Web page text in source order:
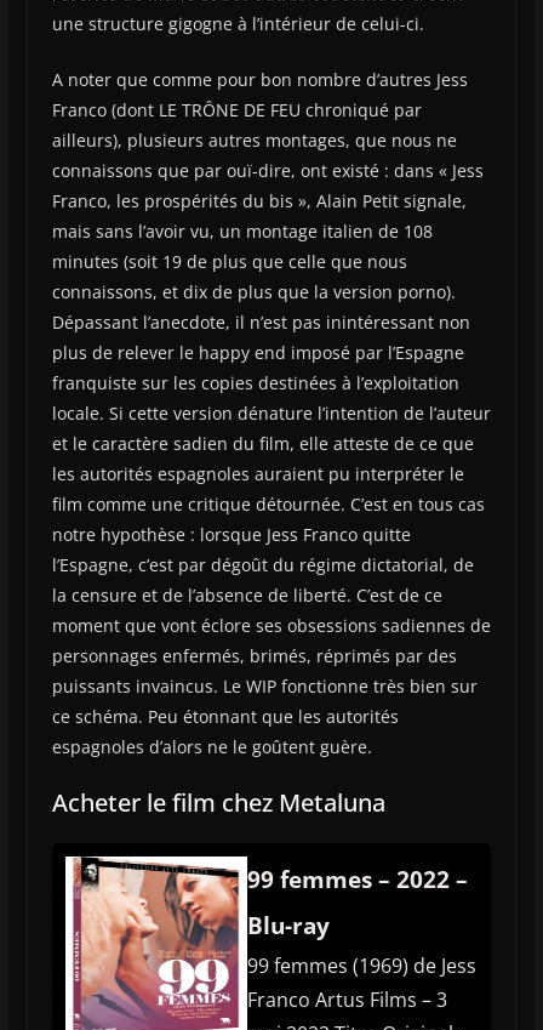
une structure gigogne à l’intérieur de celui-ci.
A noter que comme pour bon nombre d’autres Jess
Franco (dont LE TRÔNE DE FEU chroniqué par
ailleurs), plusieurs autres montages, que nous ne
connaissons que par ouï-dire, ont existé : dans « Jess
Franco, les prospérités du bis », Alain Petit signale,
mais sans l’avoir vu, un montage italien de 108
minutes (soit 19 de plus que celle que nous
connaissons, et dix de plus que la version porno).
Dépassant l’anecdote, il n’est pas inintéressant non
plus de relever le happy end imposé par l’Espagne
franquiste sur les copies destinées à l’exploitation
locale. Si cette version dénature l’intention de l’auteur
et le caractère sadien du film, elle atteste de ce que
les autorités espagnoles auraient pu interpréter le
film comme une critique détournée. C’est en tous cas
notre hypothèse : lorsque Jess Franco quitte
l’Espagne, c’est par dégoût du régime dictatorial, de
la censure et de l’absence de liberté. C’est de ce
moment que vont éclore ses obsessions sadiennes de
personnages enfermés, brimés, réprimés par des
puissants invaincus. Le WIP fonctionne très bien sur
ce schéma. Peu étonnant que les autorités
espagnoles d’alors ne le goûtent guère.
Acheter le film chez Metaluna
99 femmes – 2022 –
Blu-ray
99 femmes (1969) de Jess
Franco Artus Films – 3